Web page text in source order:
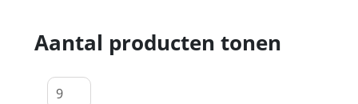
Aantal producten tonen